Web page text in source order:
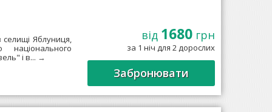
Яблуниця,
і в... →
від 1680грн
за 1 ніч для 2 дорослих
Забронювати